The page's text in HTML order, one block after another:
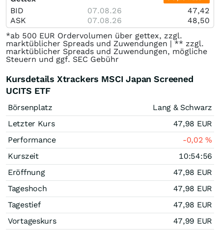
BID 07.08.26
47,42
ASK
07.08.26
48,50
*ab 500 EUR Ordervolumen über gettex, zzgl.
marktüblicher Spreads und Zuwendungen | ** zzgl.
marktüblicher Spreads und Zuwendungen, mögliche
Steuern und ggf. SEC Gebühr
Kursdetails Xtrackers MSCI Japan Screened
UCITS ETF
Börsenplatz
Lang & Schwarz
Letzter Kurs
47,98 EUR
Performance
-0,02%
Kurszeit
10:54:56
Eröffnung
47,98 EUR
Tageshoch
47,98 EUR
Tagestief
47,98 EUR
Vortageskurs
47,99 EUR